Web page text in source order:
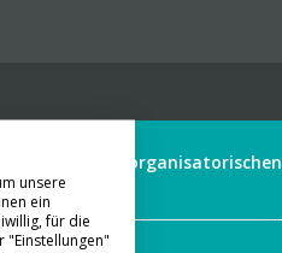
ist leider aus organisatorischen
unsere
ein
für die
"Einstellungen"